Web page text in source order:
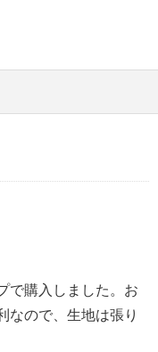
意
で購入しました。お
なので、生地は張り